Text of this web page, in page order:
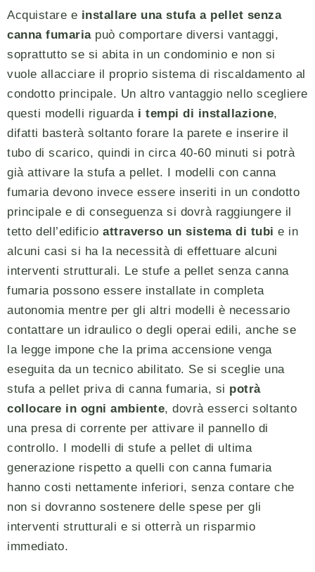
Acquistare e installare una stufa a pellet senza
canna fumariapuò comportare diversi vantaggi,
soprattutto se si abita in un condominio e non si
vuole allacciare il proprio sistema di riscaldamento al
condotto principale. Un altro vantaggio nello scegliere
questi modelli riguardai tempi di installazione,
difatti basterà soltanto forare la parete e inserire il
tubo di scarico, quindi in circa 40-60 minuti si potrà
già attivare la stufa a pellet. I modelli con canna
fumaria devono invece essere inseriti in un condotto
principale e di conseguenza si dovrà raggiungere il
tetto dell’edificio attraverso un sistema di tubi e in
alcuni casi si ha la necessità di effettuare alcuni
interventi strutturali. Le stufe a pellet senza canna
fumaria possono essere installate in completa
autonomia mentre per gli altri modelli è necessario
contattare un idraulico o degli operai edili, anche se
la legge impone che la prima accensione venga
eseguita da un tecnico abilitato. Se si sceglie una
stufa a pellet priva di canna fumaria, si potrà
collocare in ogni ambiente, dovrà esserci soltanto
una presa di corrente per attivare il pannello di
controllo. I modelli di stufe a pellet di ultima
generazione rispetto a quelli con canna fumaria
hanno costi nettamente inferiori, senza contare che
non si dovranno sostenere delle spese per gli
interventi strutturali e si otterrà un risparmio
immediato.